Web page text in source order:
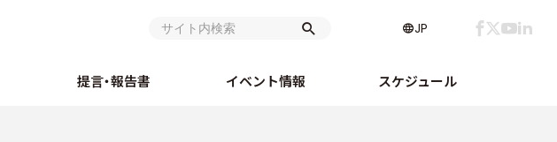
JP
提言・報告書 イベント情報 スケジュール